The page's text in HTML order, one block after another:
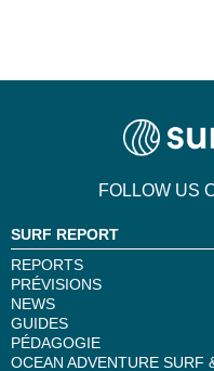
FOLLOW US
SURF REPORT
REPORTS
PRÉVISIONS
NEWS
GUIDES
PÉDAGOGIE
OCEAN ADVENTURE SURF